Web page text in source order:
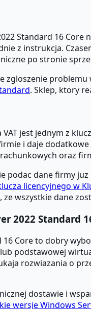
Standard 16
z instrukcja.
po stronie
zgloszenie
. Sklep, ktory
jest jednym z
i daje
oraz
podac dane firmy
licencyjnego w
wszystkie dane
2022 Standard
16 Core to dobry
podstawowej
rozwiazania o
dostawie i
wersje Windows